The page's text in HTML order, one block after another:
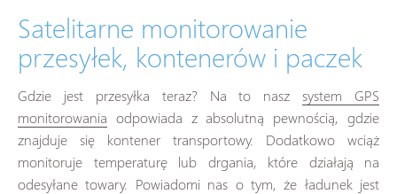
Satelitarne monitorowanie
przesyłek, kontenerów i paczek
Gdzie jest przesyłka teraz? Na to nasz system GPS
monitorowania odpowiada z absolutną pewnością, gdzie
znajduje się kontener transportowy. Dodatkowo wciąż
monitoruje temperaturę lub drgania, które działają na
odesyłane towary. Powiadomi nas o tym, że ładunek jest